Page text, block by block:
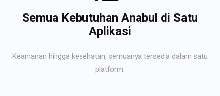
Semua Kebutuhan Anabul di Satu
Aplikasi
Keamanan hingga kesehatan, semuanya tersedia dalam satu
platform.